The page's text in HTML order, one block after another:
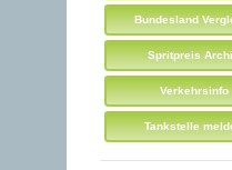
Bundesland
Spritpreis
Verkehrsinfo
Tankstelle